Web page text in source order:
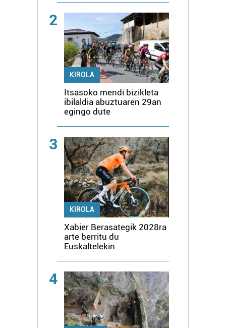
2
KIROLA
Itsasoko mendi bizikleta
ibilaldia abuztuaren 29an
egingo dute
3
KIROLA
Xabier Berasategik 2028ra
arte berritu du
Euskaltelekin
4